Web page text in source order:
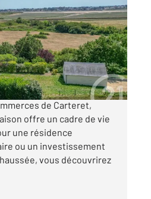
€
à pied du port de
de Carteret,
offre un cadre de vie
une résidence
ou un investissement
vous découvrirez